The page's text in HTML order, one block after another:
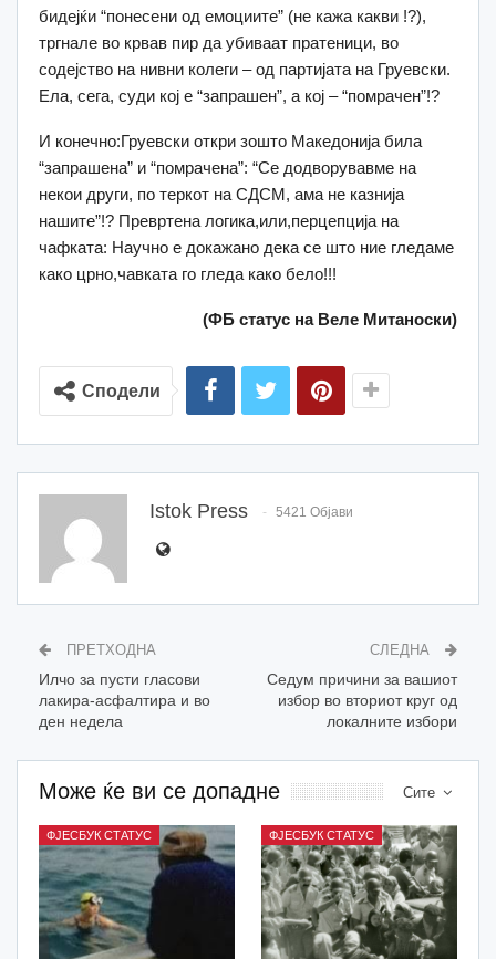
бидејќи “понесени од емоциите” (не кажа какви !?),
тргнале во крвав пир да убиваат пратеници, во
содејство на нивни колеги – од партијата на Груевски.
Ела, сега, суди кој е “запрашен”, а кој – “помрачен”!?
И конечно:Груевски откри зошто Македонија била
“запрашена” и “помрачена”: “Се додворувавме на
некои други, по теркот на СДСМ, ама не казнија
нашите”!? Превртена логика,или,перцепција на
чафката: Научно е докажано дека се што ние гледаме
како црно,чавката го гледа како бело!!!
(ФБ статус на Веле Митаноски)
Сподели
Istok Press 5421 Објави
ПРЕТХОДНА
Илчо за пусти гласови
лакира-асфалтира и во
ден недела
СЛЕДНА
Седум причини за вашиот
избор во вториот круг од
локалните избори
Сите
Може ќе ви се допадне
ФЈЕСБУК СТАТУС ФЈЕСБУК СТАТУС